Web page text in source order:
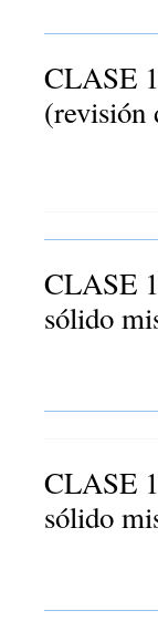
CLASE
(revisión
CLASE
sólido
CLASE
sólido